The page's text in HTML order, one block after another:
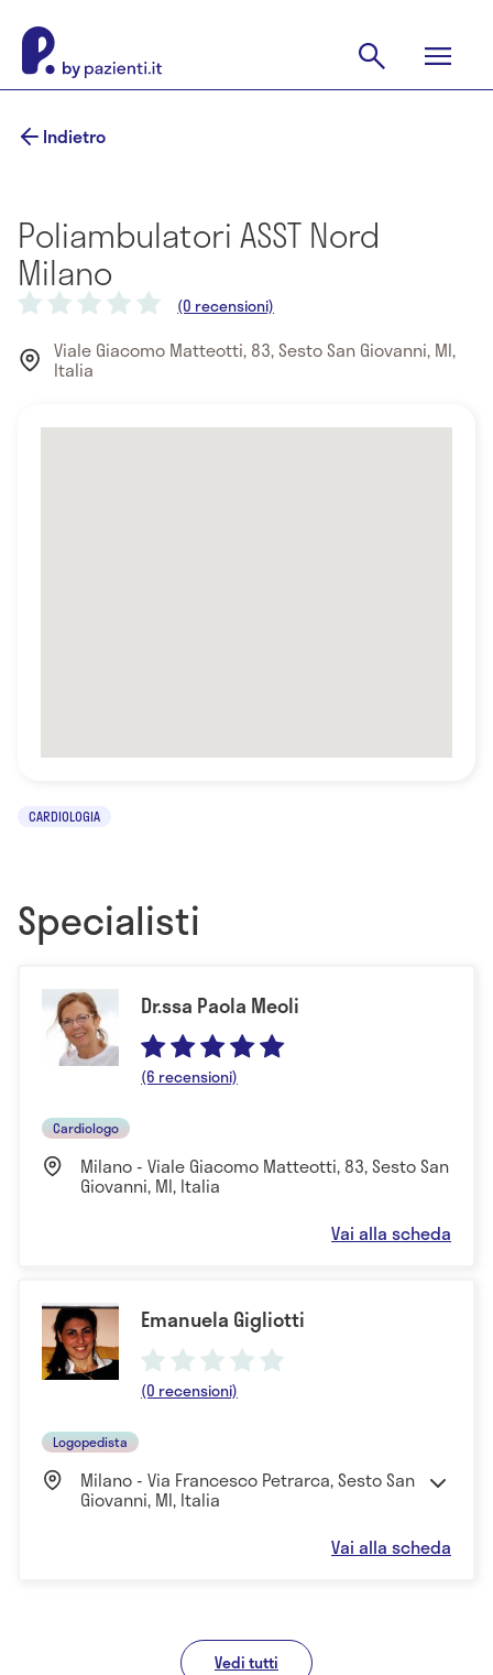
Indietro
Poliambulatori ASST Nord
Milano
(0 recensioni)
Viale Giacomo Matteotti, 83, Sesto San Giovanni, MI,
Italia
CARDIOLOGIA
Specialisti
Dr.ssa Paola Meoli
(6 recensioni)
Cardiologo
Milano - Viale Giacomo Matteotti, 83, Sesto San
Giovanni, MI, Italia
Vai alla scheda
Emanuela Gigliotti
(0 recensioni)
Logopedista
Milano - Via Francesco Petrarca, Sesto San
Giovanni, MI, Italia
Vai alla scheda
Vedi tutti